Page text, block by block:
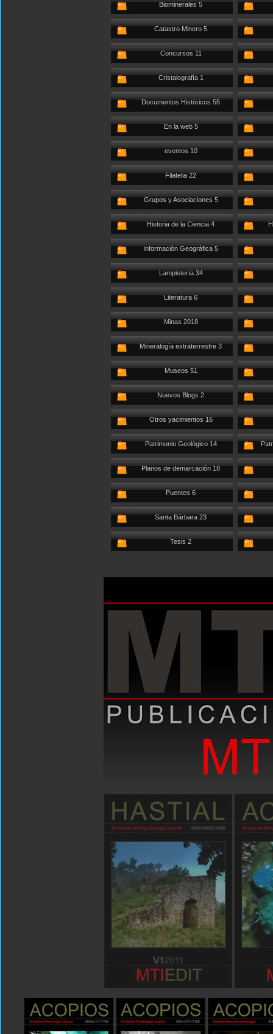
Biominerales 5
Catastro Minero 5
Concursos 11
Cristalografía 1
Documentos Históricos 55
En la web 5
eventos 10
Filatelia 22
Grupos y Asociaciones 5
Historia de la Ciencia 4
Información Geográfica 5
Lampistería 34
Literatura 6
Minas 2018
Mineralogía extraterrestre 3
Museos 51
Nuevos Blogs 2
Otros yacimientos 16
Patrimonio Geológico 14
Planos de demarcación 18
Puentes 6
Santa Bárbara 23
Tesis 2